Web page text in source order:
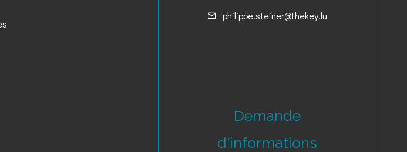
philippe.steiner@thekey.lu
Demande
d'informations